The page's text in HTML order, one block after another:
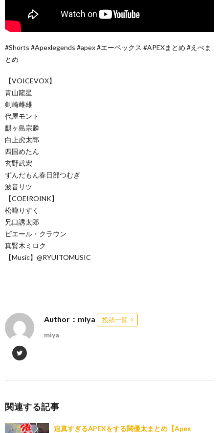
#Shorts #Apexlegends #apex #エーペックス #APEXまとめ #えぺま
とめ
【VOICEVOX】
青山龍星
剣崎雌雄
代屋モント
麒ヶ島宗麟
白上虎太郎
四国めたん
玄野武宏
ずんだもん春日部つむぎ
波音リツ
【COEIROINK】
松嘩りすく
兄口誘太郎
ピエール・クラウン
真賢木ミロク
【Music】@RYUITOMUSIC
Author：miya 投稿一覧
miya
関連する記事
迫真すぎるAPEXをする関優太まとめ【Apex